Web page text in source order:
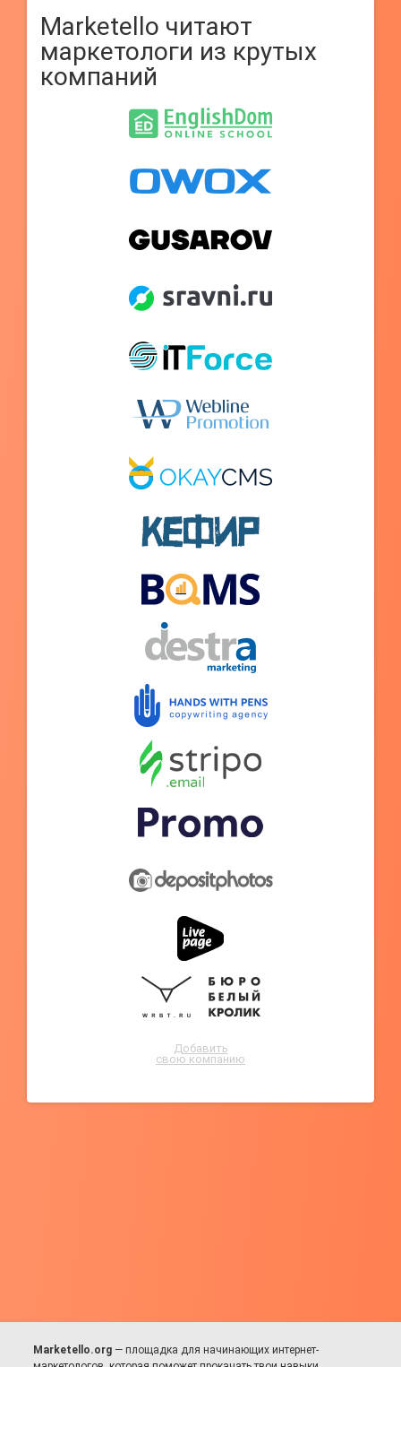
Marketello читают
маркетологи из крутых
компаний
Добавить
свою компанию
Marketello.org — площадка для начинающих интернет-
маркетологов, которая поможет прокачать твои навыки.